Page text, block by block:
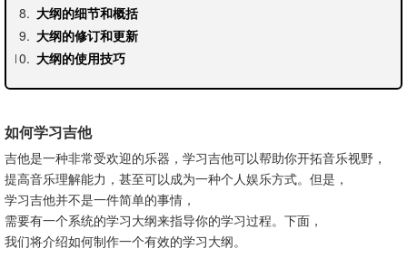
大纲的细节和概括
大纲的修订和更新
大纲的使用技巧
如何学习吉他
吉他是一种非常受欢迎的乐器，学习吉他可以帮助你开拓音乐视野，
提高音乐理解能力，甚至可以成为一种个人娱乐方式。但是，
学习吉他并不是一件简单的事情，
需要有一个系统的学习大纲来指导你的学习过程。下面，
我们将介绍如何制作一个有效的学习大纲。